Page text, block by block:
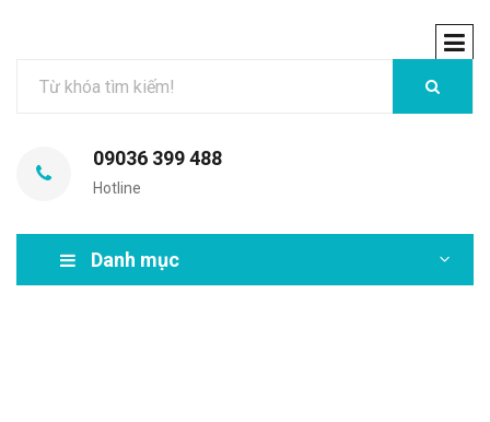
09036 399 488
Hotline
Danh mục